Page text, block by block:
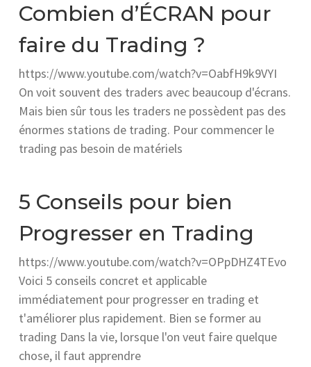
Combien d’ÉCRAN pour
faire du Trading ?
https://www.youtube.com/watch?v=OabfH9k9VYI
On voit souvent des traders avec beaucoup d'écrans.
Mais bien sûr tous les traders ne possèdent pas des
énormes stations de trading. Pour commencer le
trading pas besoin de matériels
5 Conseils pour bien
Progresser en Trading
https://www.youtube.com/watch?v=OPpDHZ4TEvo
Voici 5 conseils concret et applicable
immédiatement pour progresser en trading et
t'améliorer plus rapidement. Bien se former au
trading Dans la vie, lorsque l'on veut faire quelque
chose, il faut apprendre